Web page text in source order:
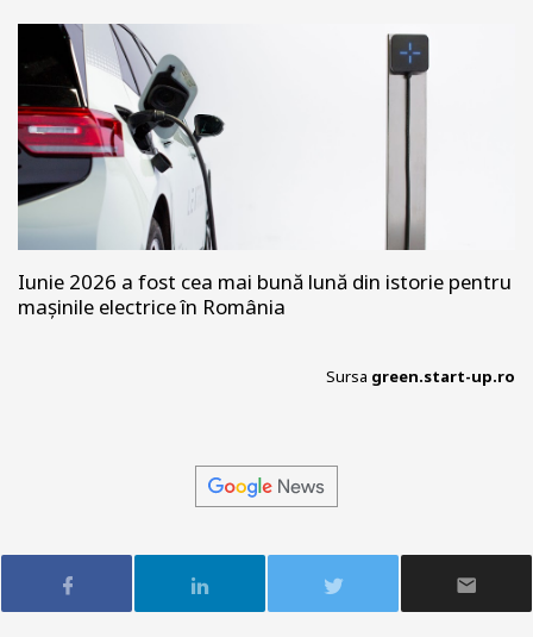
Iunie 2026 a fost cea mai bună lună din istorie pentru
mașinile electrice în România
Sursa green.start-up.ro